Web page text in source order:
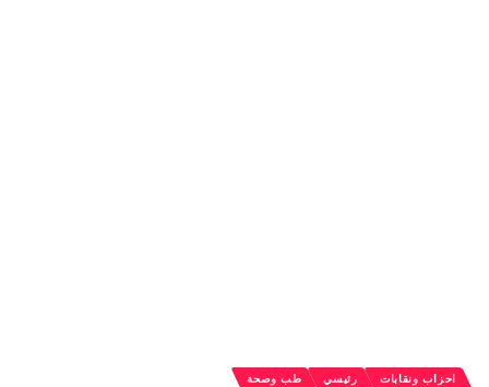
احزاب ونقابات رئيسي طب وصحة